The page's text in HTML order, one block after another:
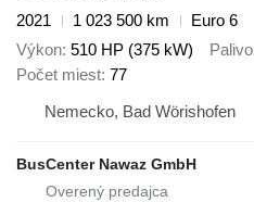
2021
1 023 500 km
Euro 6
Výkon 510 HP (375 kW) Palivo
Počet miest 77
Nemecko, Bad Wörishofen
BusCenter Nawaz GmbH